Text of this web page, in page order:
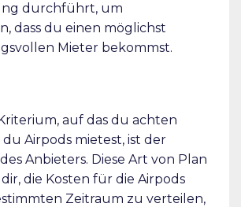
durchführt, um
dass du einen möglichst
Mieter bekommst.
auf das du achten
Airpods mietest, ist der
Anbieters. Diese Art von Plan
die Kosten für die Airpods
Zeitraum zu verteilen,